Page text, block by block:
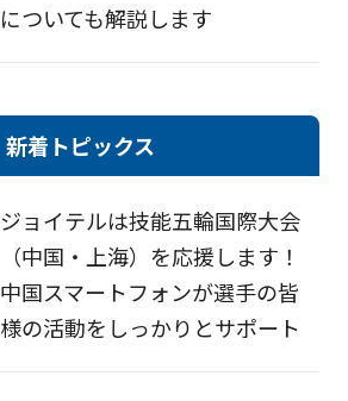
についても解説します
新着トピックス
ジョイテルは技能五輪国際大会
（中国・上海）を応援します！
中国スマートフォンが選手の皆
様の活動をしっかりとサポート